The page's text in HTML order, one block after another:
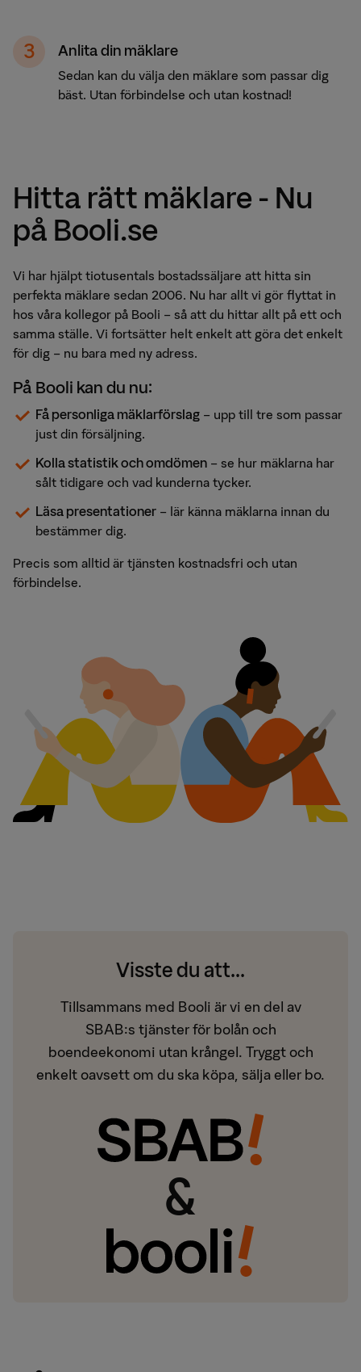
Anlita din mäklare
Sedan kan du välja den mäklare som passar dig
bäst. Utan förbindelse och utan kostnad!
Hitta rätt mäklare - Nu
på Booli.se
Vi har hjälpt tiotusentals bostadssäljare att hitta sin
perfekta mäklare sedan 2006. Nu har allt vi gör flyttat in
hos våra kollegor på Booli – så att du hittar allt på ett och
samma ställe. Vi fortsätter helt enkelt att göra det enkelt
för dig – nu bara med ny adress.
På Booli kan du nu:
Få personliga mäklarförslag – upp till tre som passar
just din försäljning.
Kolla statistik och omdömen – se hur mäklarna har
sålt tidigare och vad kunderna tycker.
Läsa presentationer – lär känna mäklarna innan du
bestämmer dig.
Precis som alltid är tjänsten kostnadsfri och utan
förbindelse.
Visste du att...
Tillsammans med Booli är vi en del av
SBAB:s tjänster för bolån och
boendeekonomi utan krångel. Tryggt och
enkelt oavsett om du ska köpa, sälja eller bo.
&